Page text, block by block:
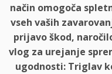
način omogoča
vseh vaših
prijavo škod,
vlog za urejanje
ugodnosti: Triglav